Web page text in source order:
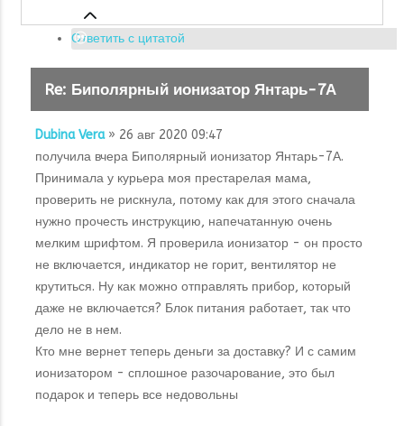
Ответить с цитатой
Re: Биполярный ионизатор Янтарь-7А
Dubina Vera» 26 авг 2020 09:47
получила вчера Биполярный ионизатор Янтарь-7А.
Принимала у курьера моя престарелая мама,
проверить не рискнула, потому как для этого сначала
нужно прочесть инструкцию, напечатанную очень
мелким шрифтом. Я проверила ионизатор - он просто
не включается, индикатор не горит, вентилятор не
крутиться. Ну как можно отправлять прибор, который
даже не включается? Блок питания работает, так что
дело не в нем.
Кто мне вернет теперь деньги за доставку? И с самим
ионизатором - сплошное разочарование, это был
подарок и теперь все недовольны